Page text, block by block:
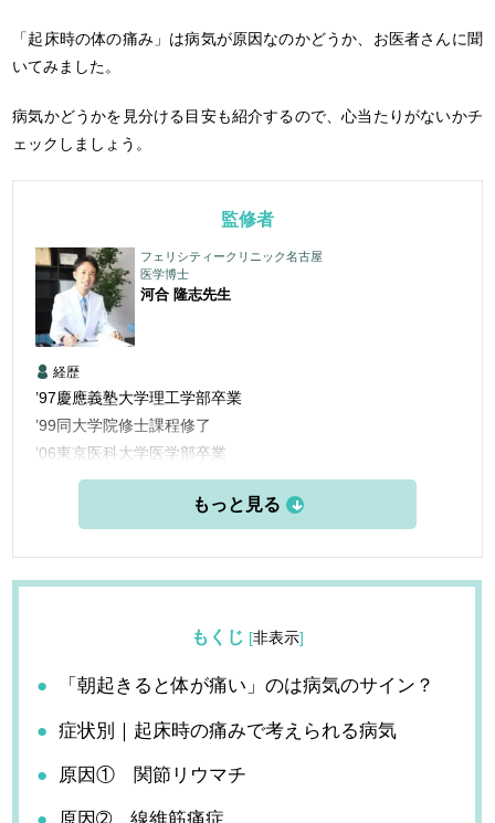
「起床時の体の痛み」は病気が原因なのかどうか、お医者さんに聞
いてみました。
病気かどうかを見分ける目安も紹介するので、心当たりがないかチ
ェックしましょう。
監修者
フェリシティークリニック名古屋
医学博士
河合 隆志先生
経歴
’97慶應義塾大学理工学部卒業
’99同大学院修士課程修了
’06東京医科大学医学部卒業
’06三楽病院臨床研修医
’08三楽病院整形外科他勤務
’13愛知医科大学学際的痛みセンター勤務
’15米国ペインマネジメント＆アンチエイジングセンター他研
’16フェリシティークリニック名古屋 開設
もくじ [非表示]
「朝起きると体が痛い」のは病気のサイン？
症状別｜起床時の痛みで考えられる病気
原因① 関節リウマチ